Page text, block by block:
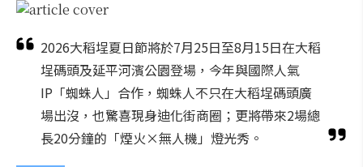
2026大稻埕夏日節將於7月25日至8月15日在大稻
埕碼頭及延平河濱公園登場，今年與國際人氣
IP「蜘蛛人」合作，蜘蛛人不只在大稻埕碼頭廣
場出沒，也驚喜現身迪化街商圈；更將帶來2場總
長20分鐘的「煙火×無人機」燈光秀。